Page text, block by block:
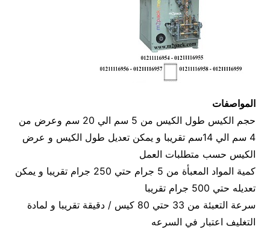
المواصفات
حجم الكيس طول الكيس من 5 سم الي 20 سم وعرض من
4 سم الي 14سم تقريبا و يمكن تعديل طول الكيس و عرض
الكيس حسب متطلبات العمل
كمية المواد المعبأة من 5 جرام حتي 250 جرام تقريبا و يمكن
تعديله حتي 500 جرام تقريبا
سرعة التعبئة من 33 حتي 80 كيس / دقيقة تقريبا و لمادة
التغليف اعتبار في السرعه